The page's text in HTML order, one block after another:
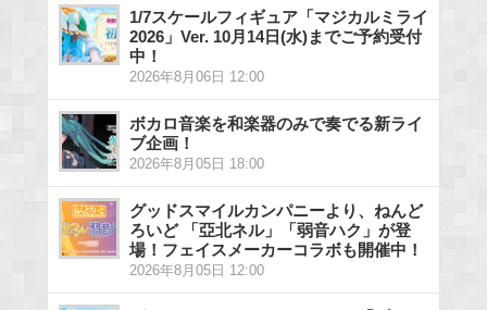
1/7スケールフィギュア「マジカルミライ
2026」Ver. 10月14日(水)までご予約受付
中！
2026年8月06日 12:00
ボカロ音楽を和楽器のみで奏でる新ライ
ブ企画！
2026年8月05日 18:00
グッドスマイルカンパニーより、ねんど
ろいど 「亞北ネル」「弱音ハク」が登
場！フェイスメーカーコラボも開催中！
2026年8月05日 12:00